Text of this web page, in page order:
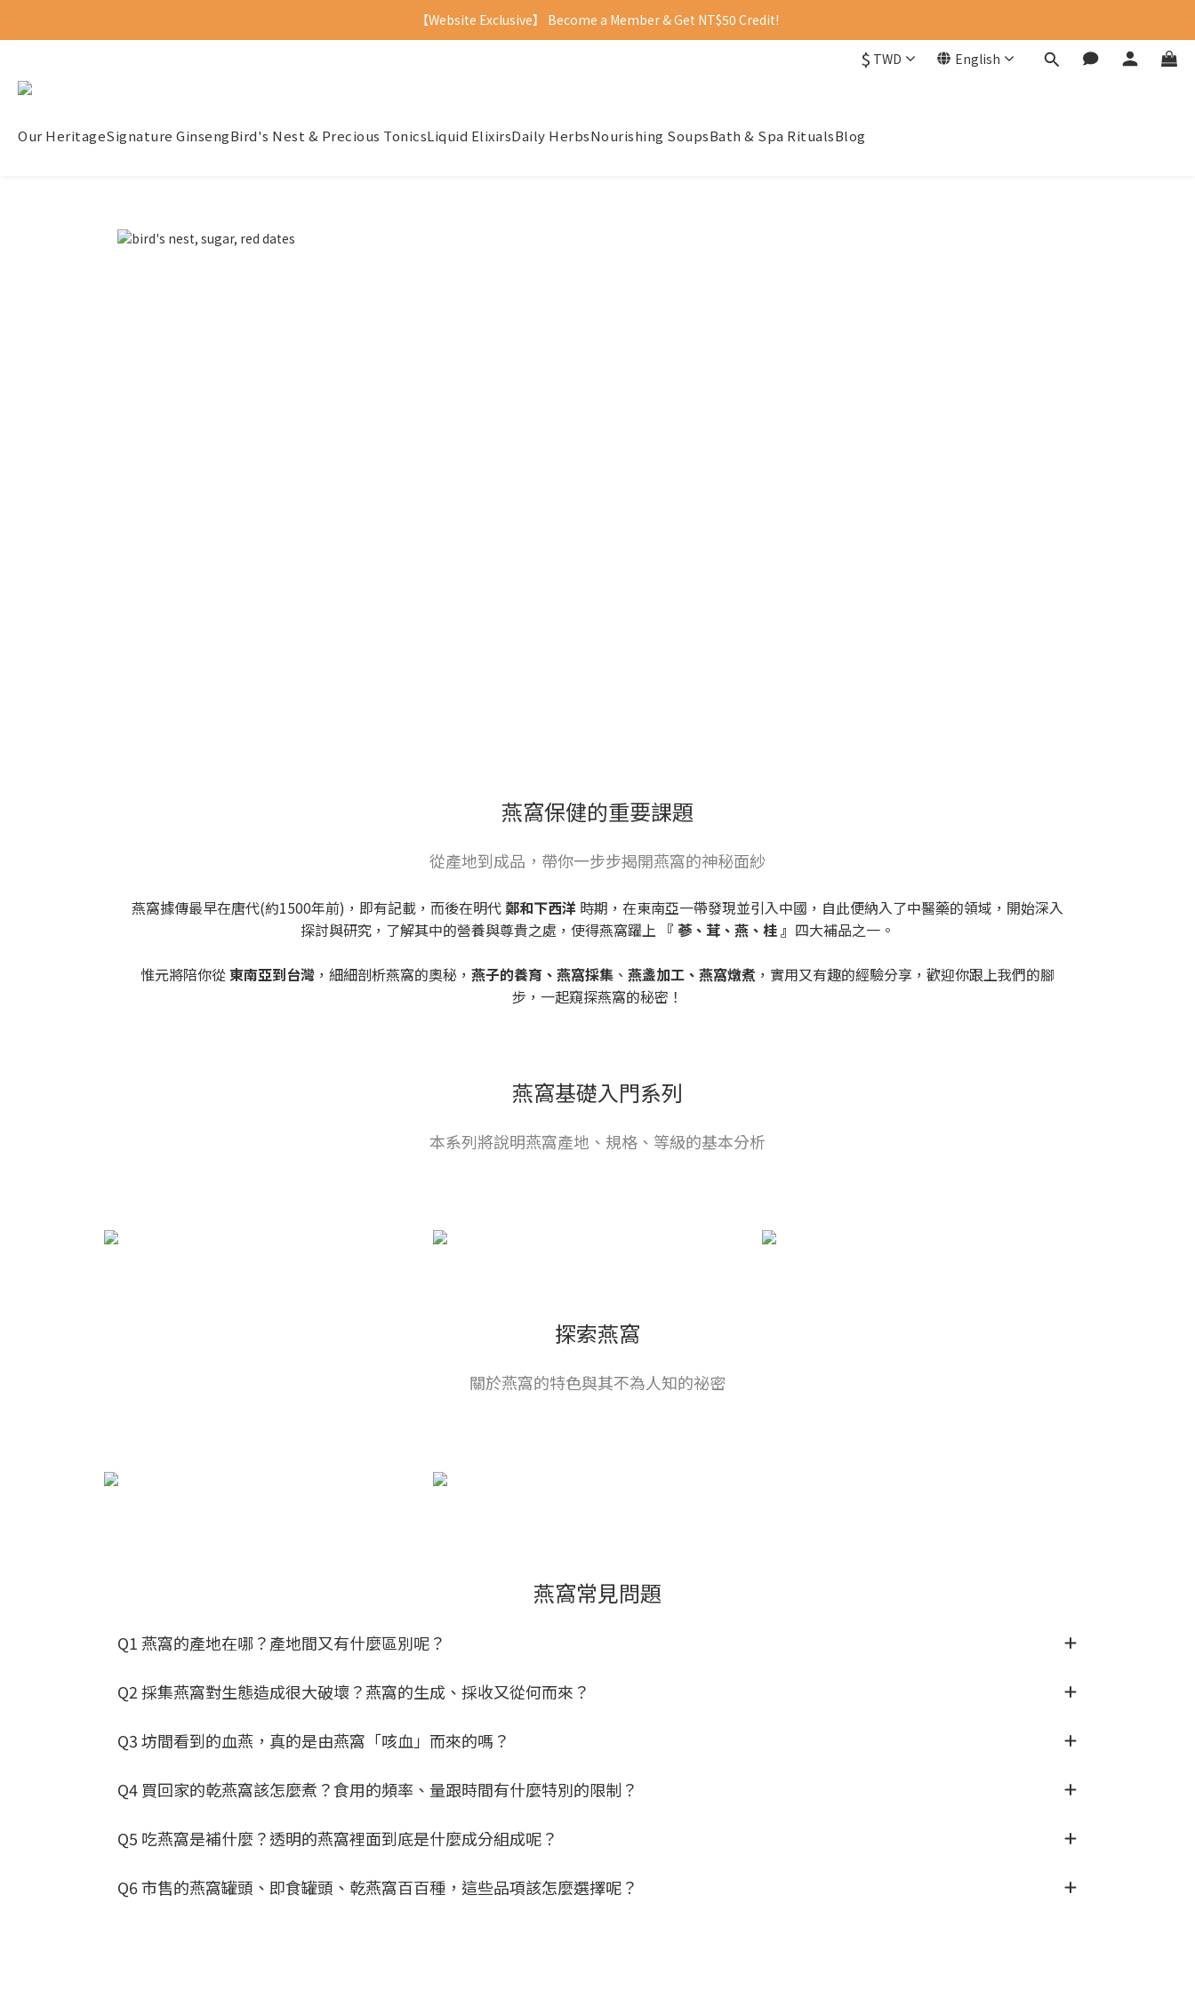
【Website Exclusive】 Become a Member & Get NT$50 Credit!
$ TWD English
Our HeritageSignature GinsengBird's Nest & Precious TonicsLiquid ElixirsDaily HerbsNourishing SoupsBath & Spa RitualsBlog
燕窩保健的重要課題
從產地到成品，帶你一步步揭開燕窩的神秘面紗
燕窩據傳最早在唐代(約1500年前)，即有記載，而後在明代 鄭和下西洋 時期，在東南亞一帶發現並引入中國，自此便納入了中醫藥的領域，開始深入
探討與研究，了解其中的營養與尊貴之處，使得燕窩躍上 『 蔘、茸、燕、桂 』 四大補品之一。
惟元將陪你從東南亞到台灣 ，細細剖析燕窩的奧秘， 燕子的養育、燕窩採集 、 燕盞加工、燕窩燉煮 ，實用又有趣的經驗分享，歡迎你跟上我們的腳
步，一起窺探燕窩的秘密！
燕窩基礎入門系列
本系列將說明燕窩產地、規格、等級的基本分析
探索燕窩
關於燕窩的特色與其不為人知的祕密
燕窩常見問題
Q1 燕窩的產地在哪？產地間又有什麼區別呢？
Q2 採集燕窩對生態造成很大破壞？燕窩的生成、採收又從何而來？
Q3 坊間看到的血燕，真的是由燕窩「咳血」而來的嗎？
Q4 買回家的乾燕窩該怎麼煮？食用的頻率、量跟時間有什麼特別的限制？
Q5 吃燕窩是補什麼？透明的燕窩裡面到底是什麼成分組成呢？
Q6 市售的燕窩罐頭、即食罐頭、乾燕窩百百種，這些品項該怎麼選擇呢？